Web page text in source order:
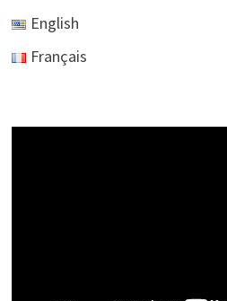
English
Français